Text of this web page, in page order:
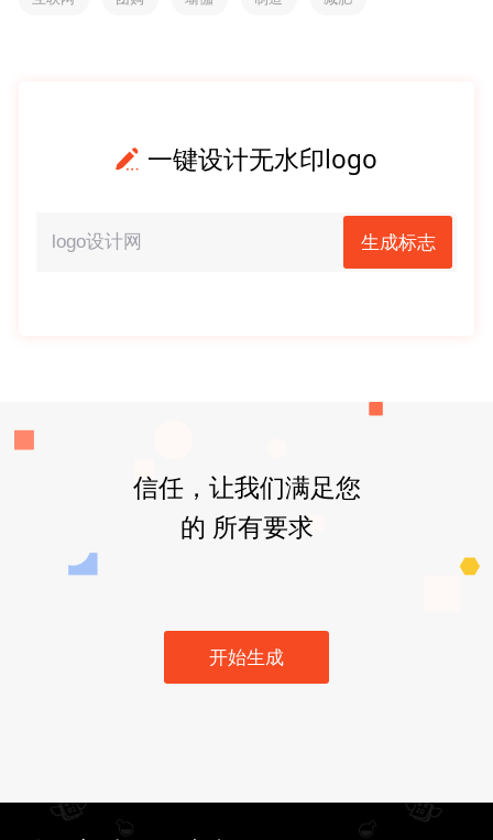
一键设计无水印logo
生成标志
信任，让我们满足您
的 所有要求
开始生成